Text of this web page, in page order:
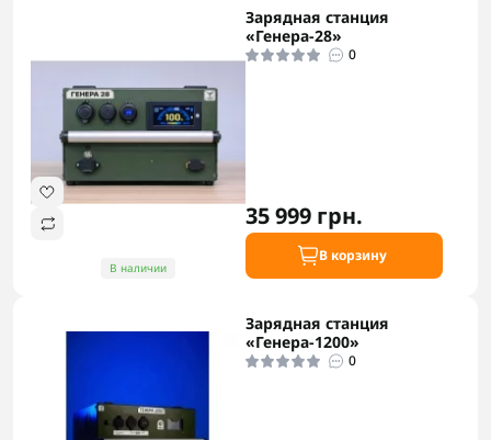
В наличии
Зарядная станция
«Генера-28»
0
35 999 грн.
В корзину
Зарядная станция
«Генера-1200»
0